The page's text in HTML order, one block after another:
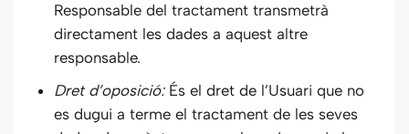
Responsable del tractament transmetrà
directament les dades a aquest altre
responsable.
Dret d’oposició:És el dret de l’Usuari que no
es dugui a terme el tractament de les seves